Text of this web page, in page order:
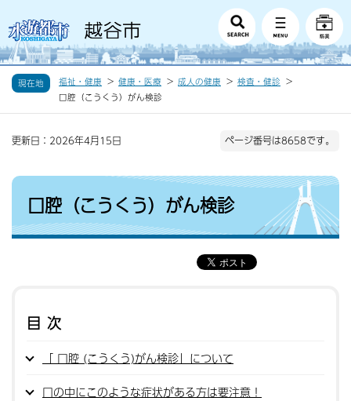
現在地 福祉・健康 健康・医療 成人の健康
検査・健診
口腔（こうくう）がん検診
更新日：2026年4月15日 ページ番号は8658です。
口腔（こうくう）がん検診
目次
「 口腔 (こうくう)がん検診」について
口の中にこのような症状がある方は要注意！